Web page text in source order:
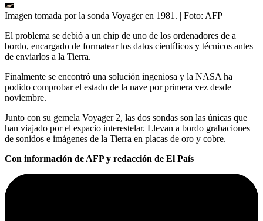
Imagen tomada por la sonda Voyager en 1981. | Foto: AFP
El problema se debió a un chip de uno de los ordenadores de a
bordo, encargado de formatear los datos científicos y técnicos antes
de enviarlos a la Tierra.
Finalmente se encontró una solución ingeniosa y la NASA ha
podido comprobar el estado de la nave por primera vez desde
noviembre.
Junto con su gemela Voyager 2, las dos sondas son las únicas que
han viajado por el espacio interestelar. Llevan a bordo grabaciones
de sonidos e imágenes de la Tierra en placas de oro y cobre.
Con información de AFP y redacción de El País